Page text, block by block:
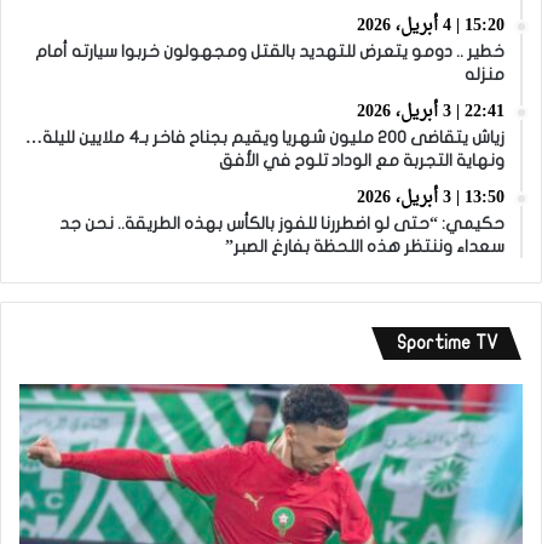
15:20 | 4 أبريل، 2026
خطير .. دومو يتعرض للتهديد بالقتل ومجهولون خربوا سيارته أمام
منزله
22:41 | 3 أبريل، 2026
زياش يتقاضى 200 مليون شهريا ويقيم بجناح فاخر بـ4 ملايين لليلة…
ونهاية التجربة مع الوداد تلوح في الأفق
13:50 | 3 أبريل، 2026
حكيمي: “حتى لو اضطررنا للفوز بالكأس بهذه الطريقة.. نحن جد
سعداء وننتظر هذه اللحظة بفارغ الصبر”
Sportime TV